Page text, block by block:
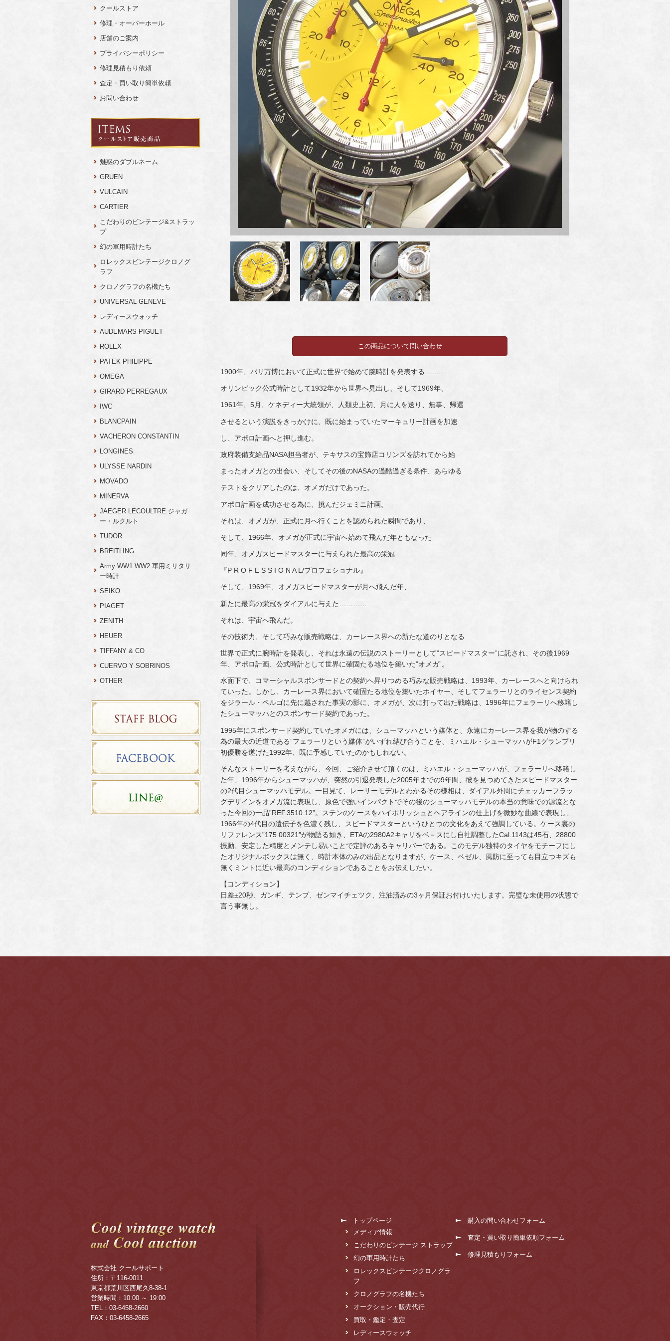
1900年、パリ万博において正式に世界で始めて腕時計を発表する……..
オリンピック公式時計として1932年から世界へ見出し、そして1969年、
1961年、5月、ケネディー大統領が、人類史上初、月に人を送り、無事、帰還
させるという演説をきっかけに、既に始まっていたマーキュリー計画を加速
し、アポロ計画へと押し進む。
政府装備支給品NASA担当者が、テキサスの宝飾店コリンズを訪れてから始
まったオメガとの出会い、そしてその後のNASAの過酷過ぎる条件、あらゆる
テストをクリアしたのは、オメガだけであった。
アポロ計画を成功させる為に、挑んだジェミニ計画。
それは、オメガが、正式に月へ行くことを認められた瞬間であり、
そして、1966年、オメガが正式に宇宙へ始めて飛んだ年ともなった
同年、オメガスピードマスターに与えられた最高の栄冠
『P R O F E S S I O N A L/プロフェショナル』
そして、1969年、オメガスピードマスターが月へ飛んだ年、
新たに最高の栄冠をダイアルに与えた…………
それは、宇宙へ飛んだ。
その技術力、そして巧みな販売戦略は、カーレース界への新たな道のりとなる
世界で正式に腕時計を発表し、それは永遠の伝説のストーリーとして”スピードマスター”に託され、その後1969
年、アポロ計画、公式時計として世界に確固たる地位を築いた”オメガ”。
水面下で、コマーシャルスポンサードとの契約へ昇りつめる巧みな販売戦略は、1993年、カーレースへと向けられ
ていった。しかし、カーレース界において確固たる地位を築いたホイヤー、そしてフェラーリとのライセンス契約
をジラール・ペルゴに先に越された事実の影に、オメガが、次に打って出た戦略は、1996年にフェラーリへ移籍し
たシューマッハとのスポンサード契約であった。
1995年にスポンサード契約していたオメガには、シューマッハという媒体と、永遠にカーレース界を我が物のする
為の最大の近道である”フェラーリという媒体”がいずれ結び合うことを、ミハエル・シューマッハがF1グランプリ
初優勝を遂げた1992年、既に予感していたのかもしれない。
そんなストーリーを考えながら、今回、ご紹介させて頂くのは、ミハエル・シューマッハが、フェラーリへ移籍し
た年、1996年からシューマッハが、突然の引退発表した2005年までの9年間、彼を見つめてきたスピードマスター
の2代目シューマッハモデル。一目見て、レーサーモデルとわかるその様相は、ダイアル外周にチェッカーフラッ
グデザインをオメガ流に表現し、原色で強いインパクトでその後のシューマッハモデルの本当の意味での源流とな
った今回の一品”REF.3510.12”。ステンのケースをハイポリッシュとヘアラインの仕上げを微妙な曲線で表現し、
1966年の4代目の遺伝子を色濃く残し、スピードマスターというひとつの文化をあえて強調している。ケース裏の
リファレンス”175 00321″が物語る如き、ETAの2980A2キャリをベ－スにし自社調整したCal.1143は45石、28800
振動、安定した精度とメンテし易いことで定評のあるキャリバーである。このモデル独特のタイヤをモチーフにし
たオリジナルボックスは無く、時計本体のみの出品となりますが、ケース、ベゼル、風防に至っても目立つキズも
無くミントに近い最高のコンディションであることをお伝えしたい。
【コンディション】
日差±20秒、ガンギ、テンプ、ゼンマイチェツク、注油済みの3ヶ月保証お付けいたします。完璧な未使用の状態で
言う事無し。
クールストア
修理・オーバーホール
店舗のご案内
プライバシーポリシー
修理見積もり依頼
査定・買い取り簡単依頼
お問い合わせ
魅惑のダブルネーム
GRUEN
VULCAIN
CARTIER
こだわりのビンテージ&ストラッ
プ
幻の軍用時計たち
ロレックスビンテージクロノグ
ラフ
クロノグラフの名機たち
UNIVERSAL GENEVE
レディースウォッチ
AUDEMARS PIGUET
ROLEX
PATEK PHILIPPE
OMEGA
GIRARD PERREGAUX
IWC
BLANCPAIN
VACHERON CONSTANTIN
LONGINES
ULYSSE NARDIN
MOVADO
MINERVA
JAEGER LECOULTRE ジャガ
ー・ルクルト
TUDOR
BREITLING
Army WW1.WW2 軍用ミリタリ
ー時計
SEIKO
PIAGET
ZENITH
HEUER
TIFFANY & CO
CUERVO Y SOBRINOS
OTHER
株式会社 クールサポート
住所：〒116-0011
東京都荒川区西尾久8-38-1
営業時間：10:00 ～ 19:00
TEL：03-6458-2660
FAX：03-6458-2665
トップページ
メディア情報
こだわりのビンテージ ストラップ
幻の軍用時計たち
ロレックスビンテージクロノグラ
フ
クロノグラフの名機たち
オークション・販売代行
買取・鑑定・査定
レディースウォッチ
購入の問い合わせフォーム
査定・買い取り簡単依頼フォーム
修理見積もりフォーム